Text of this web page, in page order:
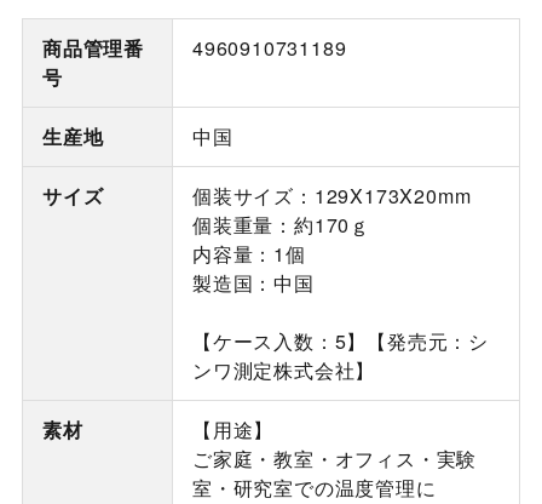
商品管理番
号
4960910731189
生産地 中国
サイズ
個装サイズ：129X173X20mm
個装重量：約170ｇ
内容量：1個
製造国：中国
【ケース入数：5】【発売元：シ
ンワ測定株式会社】
素材
【用途】
ご家庭・教室・オフィス・実験
室・研究室での温度管理に